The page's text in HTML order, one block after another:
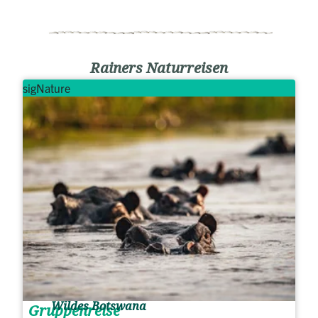
Rainers Naturreisen
sigNature
Gruppenreise
Wildes Botswana